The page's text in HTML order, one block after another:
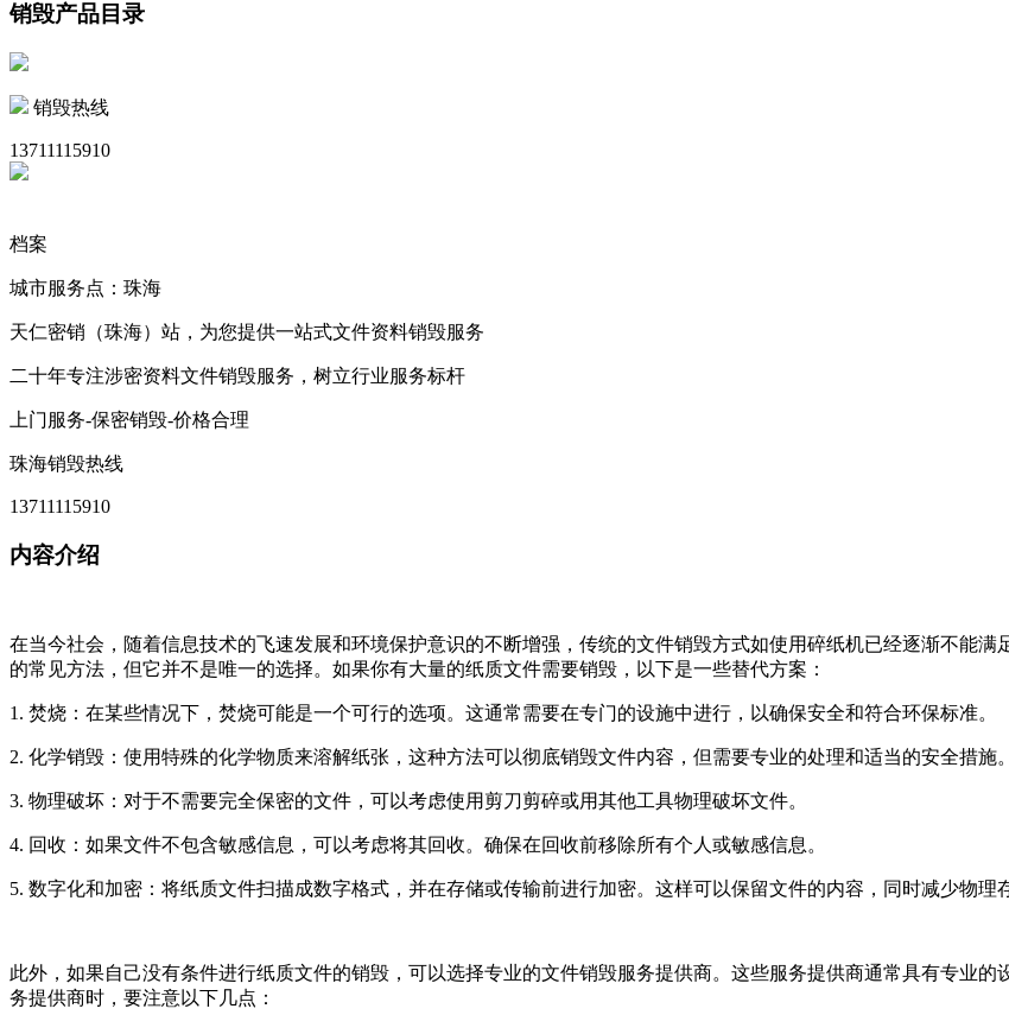
销毁产品目录
销毁热线
13711115910
档案
城市服务点：珠海
天仁密销（珠海）站，为您提供一站式文件资料销毁服务
二十年专注涉密资料文件销毁服务，树立行业服务标杆
上门服务-保密销毁-价格合理
珠海销毁热线
13711115910
内容介绍
在当今社会，随着信息技术的飞速发展和环境保护意识的不断增强，传统的文件销毁方式如使用碎纸机已经逐渐不能
的常见方法，但它并不是唯一的选择。如果你有大量的纸质文件需要销毁，以下是一些替代方案：
1. 焚烧：在某些情况下，焚烧可能是一个可行的选项。这通常需要在专门的设施中进行，以确保安全和符合环保标准。
2. 化学销毁：使用特殊的化学物质来溶解纸张，这种方法可以彻底销毁文件内容，但需要专业的处理和适当的安全措施。
3. 物理破坏：对于不需要完全保密的文件，可以考虑使用剪刀剪碎或用其他工具物理破坏文件。
4. 回收：如果文件不包含敏感信息，可以考虑将其回收。确保在回收前移除所有个人或敏感信息。
5. 数字化和加密：将纸质文件扫描成数字格式，并在存储或传输前进行加密。这样可以保留文件的内容，同时减少物理
此外，如果自己没有条件进行纸质文件的销毁，可以选择专业的文件销毁服务提供商。这些服务提供商通常具有专业
务提供商时，要注意以下几点：